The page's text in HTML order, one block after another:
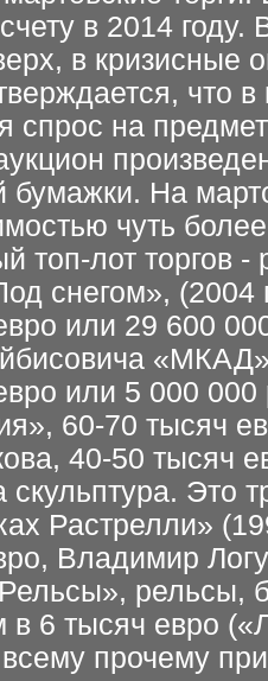
в 2014
в кризисные
что
спрос на
бумажки. На
чуть
топ-лот торгов
снегом», (2004
или 29 600
«МКАД»
или 5 000
60-70 тысяч
40-50 тысяч
скульптура. Это
Растрелли»
Владимир
рельсы,
в 6 тысяч евро
всему прочему